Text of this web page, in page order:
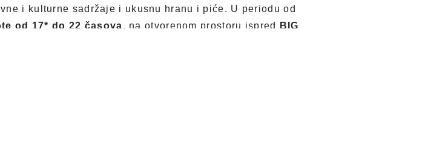
i kulturne sadržaje i ukusnu hranu i piće. U periodu od
od 17* do 22 časova, na otvorenom prostoru ispred
BIG